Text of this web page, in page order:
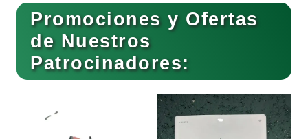
Buceo
Cafeterías
Promociones y Ofertas
de Nuestros
Patrocinadores: